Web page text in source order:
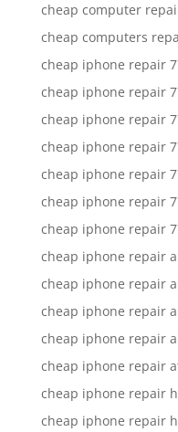
cheap computer
cheap computers
cheap iphone repair
cheap iphone repair
cheap iphone repair
cheap iphone repair
cheap iphone repair
cheap iphone repair
cheap iphone repair
cheap iphone repair
cheap iphone repair
cheap iphone repair
cheap iphone repair
cheap iphone repair
cheap iphone repair
cheap iphone repair